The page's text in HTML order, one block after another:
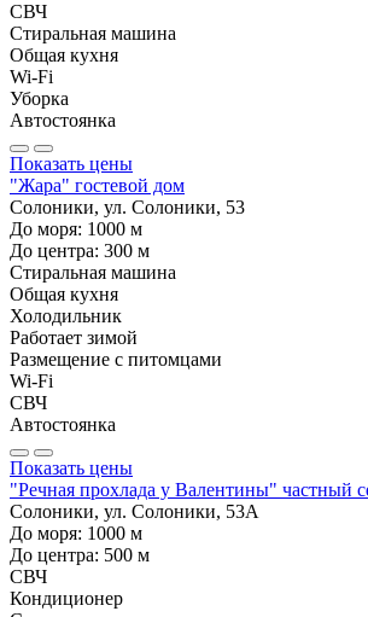
СВЧ
Стиральная машина
Общая кухня
Wi-Fi
Уборка
Автостоянка
Показать цены
"Жара" гостевой дом
Солоники, ул. Солоники, 53
До моря: 1000 м
До центра: 300 м
Стиральная машина
Общая кухня
Холодильник
Работает зимой
Размещение с питомцами
Wi-Fi
СВЧ
Автостоянка
Показать цены
"Речная прохлада у Валентины" частный
Солоники, ул. Солоники, 53А
До моря: 1000 м
До центра: 500 м
СВЧ
Кондиционер